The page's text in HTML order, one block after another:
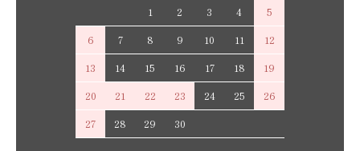
1
2 3 4
5
6
7 8 9 10 11
12
13
14 15 16 17 18
19
20
21 22 23 24 25
26
27
28 29 30